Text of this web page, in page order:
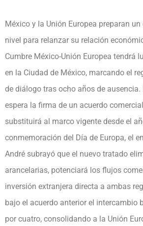
México y la Unión Europea preparan
nivel para relanzar su relación
Cumbre México-Unión Europea tendrá
en la Ciudad de México, marcando el
de diálogo tras ocho años de ausencia.
espera la firma de un acuerdo
substituirá al marco vigente desde el
conmemoración del Día de Europa, el
André subrayó que el nuevo tratado
arancelarias, potenciará los flujos
inversión extranjera directa a ambas
bajo el acuerdo anterior el intercambio
por cuatro, consolidando a la Unión